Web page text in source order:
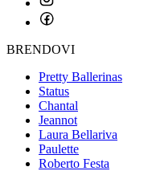
BRENDOVI
Pretty Ballerinas
Status
Chantal
Jeannot
Laura Bellariva
Paulette
Roberto Festa